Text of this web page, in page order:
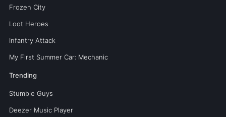
Frozen City
Loot Heroes
Infantry Attack
My First Summer Car: Mechanic
Trending
Stumble Guys
Deezer Music Player